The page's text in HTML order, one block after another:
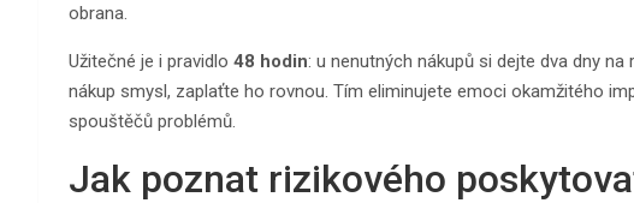
obrana.
Užitečné je i pravidlo 48 hodin: u nenutných nákupů si dejte dva dny
nákup smysl, zaplaťte ho rovnou. Tím eliminujete emoci okamžitého
spouštěčů problémů.
Jak poznat rizikového